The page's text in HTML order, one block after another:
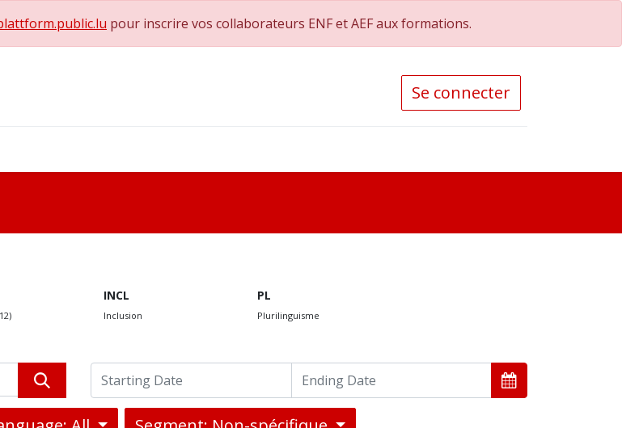
pour inscrire vos collaborateurs ENF et AEF aux formations.
Se connecter
INCL
Inclusion
PL
Plurilinguisme